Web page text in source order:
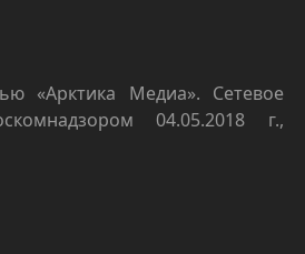
«Арктика Медиа». Сетевое
04.05.2018 г.,